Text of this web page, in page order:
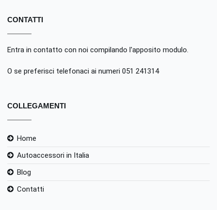
CONTATTI
Entra in contatto con noi compilando l'apposito modulo.
O se preferisci telefonaci ai numeri 051 241314
COLLEGAMENTI
Home
Autoaccessori in Italia
Blog
Contatti